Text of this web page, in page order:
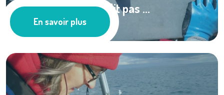
Le homard ne vieillit pas ...
La pensée de Mr Pien
En savoir plus